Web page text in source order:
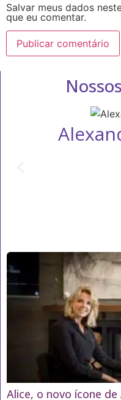
Salvar meus dados
que eu comentar.
Alice, o novo ícone